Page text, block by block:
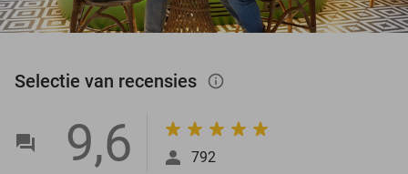
Selectie van recensies info_outlined
9,6 792